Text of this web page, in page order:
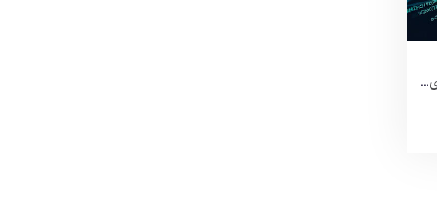
هشدار: افزایش فریز شدن آدرس‌های تتر